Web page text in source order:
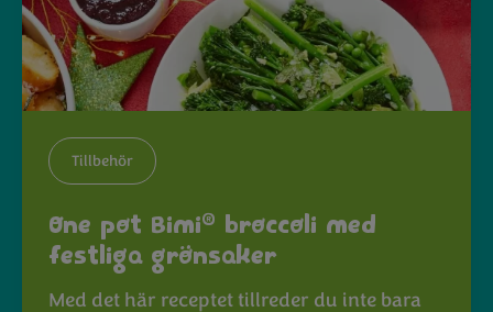
Tillbehör
One pot Bimi® broccoli med
festliga grönsaker
Med det här receptet tillreder du inte bara